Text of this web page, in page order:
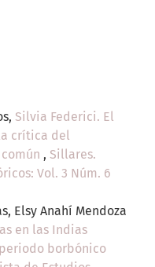
Silvia Federici. El
crítica del
, Sillares.
Vol. 3 Núm. 6
Elsy Anahí Mendoza
en las Indias
borbónico